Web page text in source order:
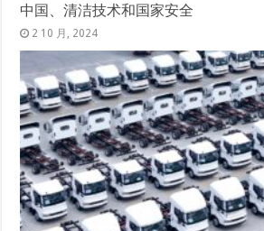
中国、清洁技术和国家安全
2 10 月, 2024